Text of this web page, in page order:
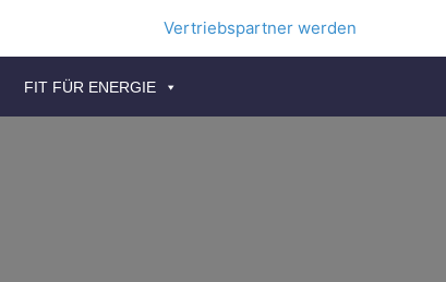
Vertriebspartner werden
FIT FÜR ENERGIE